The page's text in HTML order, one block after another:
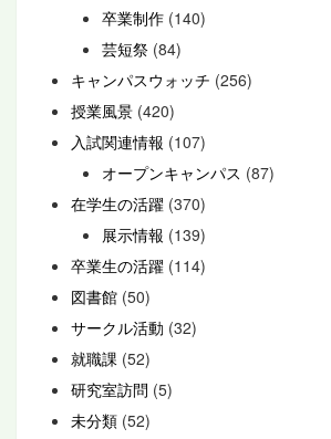
卒業制作 (140)
芸短祭 (84)
キャンパスウォッチ (256)
授業風景 (420)
入試関連情報 (107)
オープンキャンパス (87)
在学生の活躍 (370)
展示情報 (139)
卒業生の活躍 (114)
図書館 (50)
サークル活動 (32)
就職課 (52)
研究室訪問 (5)
未分類 (52)